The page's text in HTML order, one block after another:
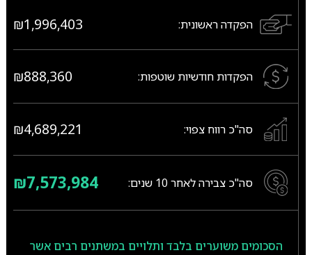
הפקדה ראשונית: ₪1,996,403
הפקדות חודשיות שוטפות: ₪888,360
סה"כ רווח צפוי: ₪4,689,221
סה"כ צבירה לאחר 10 שנים: ₪7,573,984
הסכומים משוערים בלבד ותלויים במשתנים רבים אשר